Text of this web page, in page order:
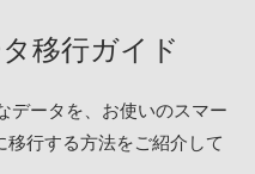
移行ガイド
データを、お使いのスマー
移行する方法をご紹介して